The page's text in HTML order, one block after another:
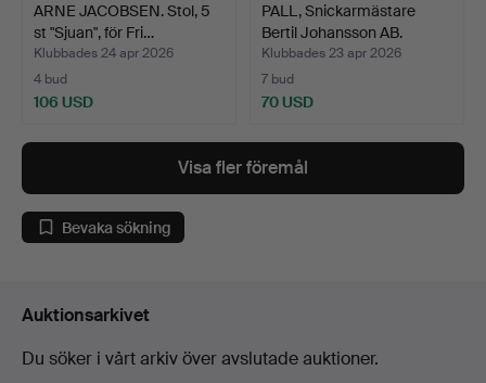
ARNE JACOBSEN. Stol, 5
st "Sjuan", för Fri…
Klubbades 24 apr 2026
4 bud
106 USD
PALL, Snickarmästare
Bertil Johansson AB.
Klubbades 23 apr 2026
7 bud
70 USD
Visa fler föremål
Bevaka sökning
Auktionsarkivet
Du söker i vårt arkiv över avslutade auktioner.